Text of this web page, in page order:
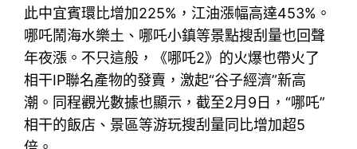
此中宜賓環比增加225%，江油漲幅高達453%。
哪吒鬧海水樂土、哪吒小鎮等景點搜刮量也回聲
年夜漲。不只這般，《哪吒2》的火爆也帶火了
相干IP聯名產物的發賣，激起“谷子經濟”新高
潮。同程觀光數據也顯示，截至2月9日，“哪吒”
相干的飯店、景區等游玩搜刮量同比增加超5